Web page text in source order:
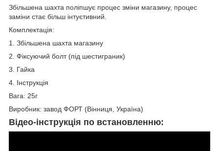
Збільшена шахта поліпшує процес зміни магазину, процес
заміни стає більш інтуєтивний.
Комплектація:
1. Збільшена шахта магазину
2. Фіксуючий болт (під шестиграник)
3. Гайка
4. Інструкція
Вага: 25г
Виробник: завод ФОРТ (Вінниця, Україна)
Відео-інструкція по встановленню: